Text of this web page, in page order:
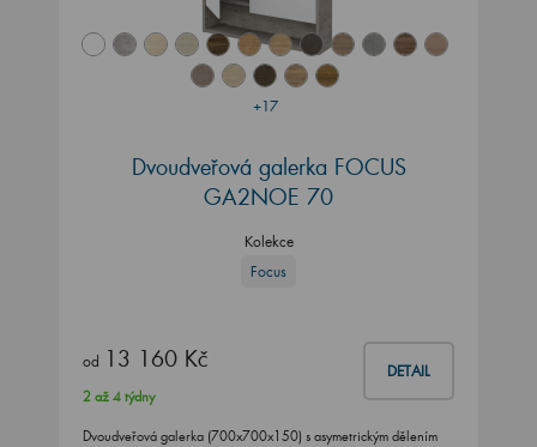
+17
Dvoudveřová galerka FOCUS
GA2NOE 70
Kolekce
Focus
od 13 160 Kč DETAIL
2 až 4 týdny
Dvoudveřová galerka (700x700x150) s asymetrickým dělením